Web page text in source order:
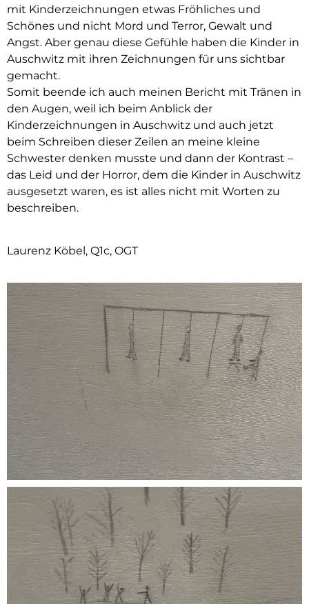
mit Kinderzeichnungen etwas Fröhliches und
Schönes und nicht Mord und Terror, Gewalt und
Angst. Aber genau diese Gefühle haben die Kinder in
Auschwitz mit ihren Zeichnungen für uns sichtbar
gemacht.
Somit beende ich auch meinen Bericht mit Tränen in
den Augen, weil ich beim Anblick der
Kinderzeichnungen in Auschwitz und auch jetzt
beim Schreiben dieser Zeilen an meine kleine
Schwester denken musste und dann der Kontrast –
das Leid und der Horror, dem die Kinder in Auschwitz
ausgesetzt waren, es ist alles nicht mit Worten zu
beschreiben.
Laurenz Köbel, Q1c, OGT